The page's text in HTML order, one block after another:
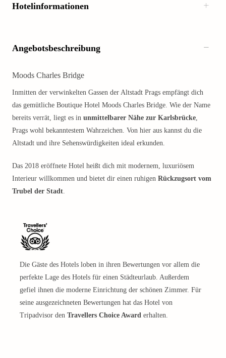
Hotelinformationen
Angebotsbeschreibung
Moods Charles Bridge
Inmitten der verwinkelten Gassen der Altstadt Prags empfängt dich
das gemütliche Boutique Hotel Moods Charles Bridge. Wie der Name
bereits verrät, liegt es in unmittelbarer Nähe zur Karlsbrücke,
Prags wohl bekanntestem Wahrzeichen. Von hier aus kannst du die
Altstadt und ihre Sehenswürdigkeiten ideal erkunden.
Das 2018 eröffnete Hotel heißt dich mit modernem, luxuriösem
Interieur willkommen und bietet dir einen ruhigen Rückzugsort vom
Trubel der Stadt.
Die Gäste des Hotels loben in ihren Bewertungen vor allem die
perfekte Lage des Hotels für einen Städteurlaub. Außerdem
gefiel ihnen die moderne Einrichtung der schönen Zimmer. Für
seine ausgezeichneten Bewertungen hat das Hotel von
Tripadvisor den Travellers Choice Award erhalten.